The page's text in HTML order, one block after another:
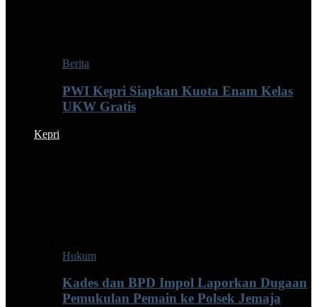
Berita
PWI Kepri Siapkan Kuota Enam Kelas
UKW Gratis
Kepri
Hukum
Kades dan BPD Impol Laporkan Dugaan
Pemukulan Pemain ke Polsek Jemaja